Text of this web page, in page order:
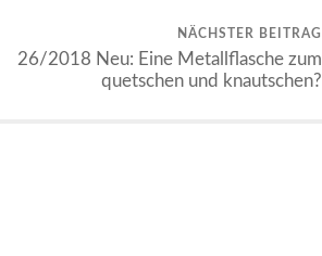
NÄCHSTER BEITRAG
26/2018 Neu: Eine Metallflasche zum
quetschen und knautschen?